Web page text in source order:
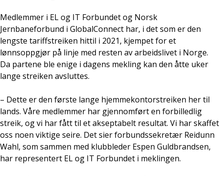
Medlemmer i EL og IT Forbundet og Norsk
Jernbaneforbund i GlobalConnect har, i det som er den
lengste tariffstreiken hittil i 2021, kjempet for et
lønnsoppgjør på linje med resten av arbeidslivet i Norge.
Da partene ble enige i dagens mekling kan den åtte uker
lange streiken avsluttes.
– Dette er den første lange hjemmekontorstreiken her til
lands. Våre medlemmer har gjennomført en forbilledlig
streik, og vi har fått til et akseptabelt resultat. Vi har skaffet
oss noen viktige seire. Det sier forbundssekretær Reidunn
Wahl, som sammen med klubbleder Espen Guldbrandsen,
har representert EL og IT Forbundet i meklingen.